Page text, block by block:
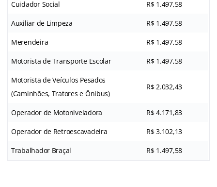
Cuidador Social R$ 1.497,58
Auxiliar de Limpeza R$ 1.497,58
Merendeira R$ 1.497,58
Motorista de Transporte Escolar R$ 1.497,58
Motorista de Veículos Pesados
(Caminhões, Tratores e Ônibus)
R$ 2.032,43
Operador de Motoniveladora R$ 4.171,83
Operador de Retroescavadeira R$ 3.102,13
Trabalhador Braçal R$ 1.497,58